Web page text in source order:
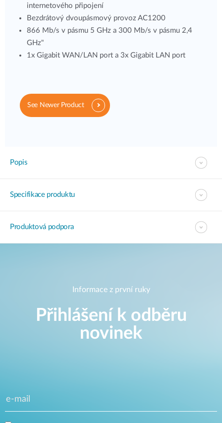
internetového připojení
Bezdrátový dvoupásmový provoz AC1200
866 Mb/s v pásmu 5 GHz a 300 Mb/s v pásmu 2,4
GHz"
1x Gigabit WAN/LAN port a 3x Gigabit LAN port
See Newer Product
Popis
Specifikace produktu
Produktová podpora
Informace z první ruky
Přihlášení k odběru
novinek